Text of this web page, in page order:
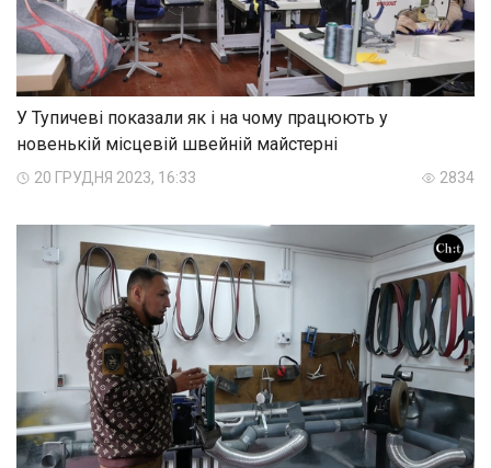
У Тупичеві показали як і на чому працюють у
новенькій місцевій швейній майстерні
20 ГРУДНЯ 2023, 16:33 2834